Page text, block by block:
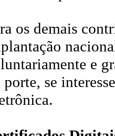
os demais
e
porte, se